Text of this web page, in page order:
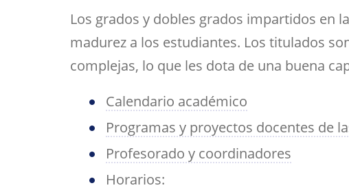
Directorio por plantas
Tu Facultad
Trabajos fin de estudios
biblioteca
navegación
Los grados y dobles grados impartidos en
madurez a los estudiantes. Los titulados
complejas, lo que les dota de una buena
Calendario académico
Programas y proyectos docentes de
Profesorado y coordinadores
Horarios: